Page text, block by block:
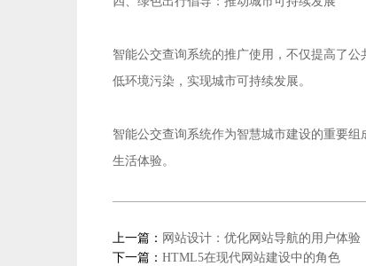
智能公交查询系统的推广使用，不仅提高了
低环境污染，实现城市可持续发展。
智能公交查询系统作为智慧城市建设的重要
生活体验。
上一篇： 网站设计：优化网站导航的用户体验
下一篇： HTML5在现代网站建设中的角色